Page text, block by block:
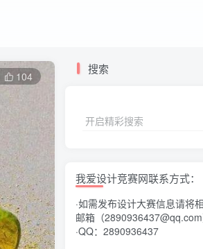
104
搜索
开启精彩搜索
我爱设计竞赛网联系方式：
·如需发布设计大赛信息请将
邮箱（2890936437@qq.com
·QQ：2890936437